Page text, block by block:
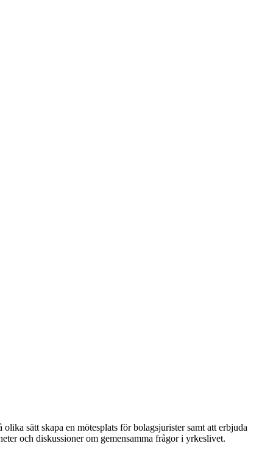
sätt skapa en mötesplats för bolagsjurister samt att erbjuda
och diskussioner om gemensamma frågor i yrkeslivet.